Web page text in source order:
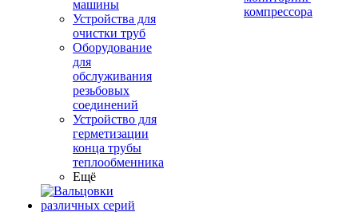
машины
Устройства для
очистки труб
Оборудование
для
обслуживания
резьбовых
соединений
Устройство для
герметизации
конца трубы
теплообменника
Ещё
компрессора